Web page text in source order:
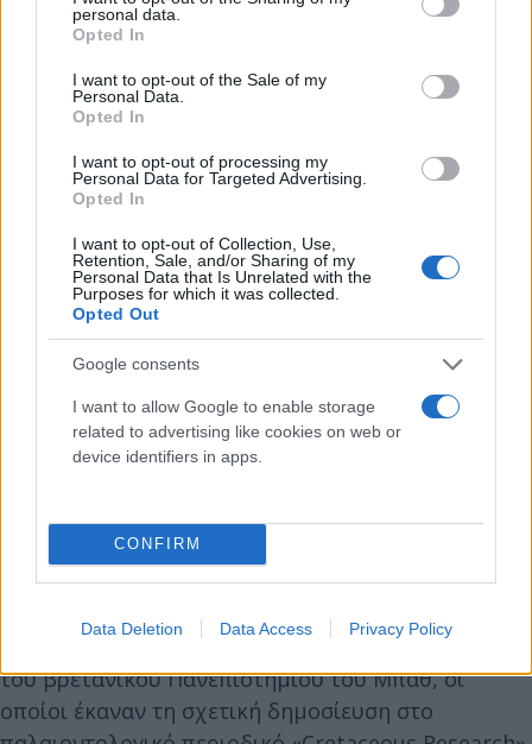
grant or deny consent to Google and its third-party tags to
use your data for below specified purposes in below Google
consent section.
personal data.
Opted In
I want to opt-out of the Sale of my
Personal Data.
Opted In
I want to opt-out of processing my
Personal Data for Targeted Advertising.
Opted In
I want to opt-out of Collection, Use,
Retention, Sale, and/or Sharing of my
Personal Data that Is Unrelated with the
Purposes for which it was collected.
Opted Out
Google consents
I want to allow Google to enable storage
related to advertising like cookies on web or
device identifiers in apps.
CONFIRM
Data Deletion Data Access Privacy Policy
κορυφή της τροφικής αλυσίδας ως ο πιο τρομερός
θηρευτής, κατέχοντας θέση ανάλογη με τις
Οι επιστήμονες από τέσσερις χώρες (Βρετανία,
Γαλλία, Ισπανία, Μαρόκο), με επικεφαλής τον δρ
Νικ Λόνγκριτς του Κέντρου Milner για την Εξέλιξη
του βρετανικού Πανεπιστημίου του Μπαθ, οι
οποίοι έκαναν τη σχετική δημοσίευση στο